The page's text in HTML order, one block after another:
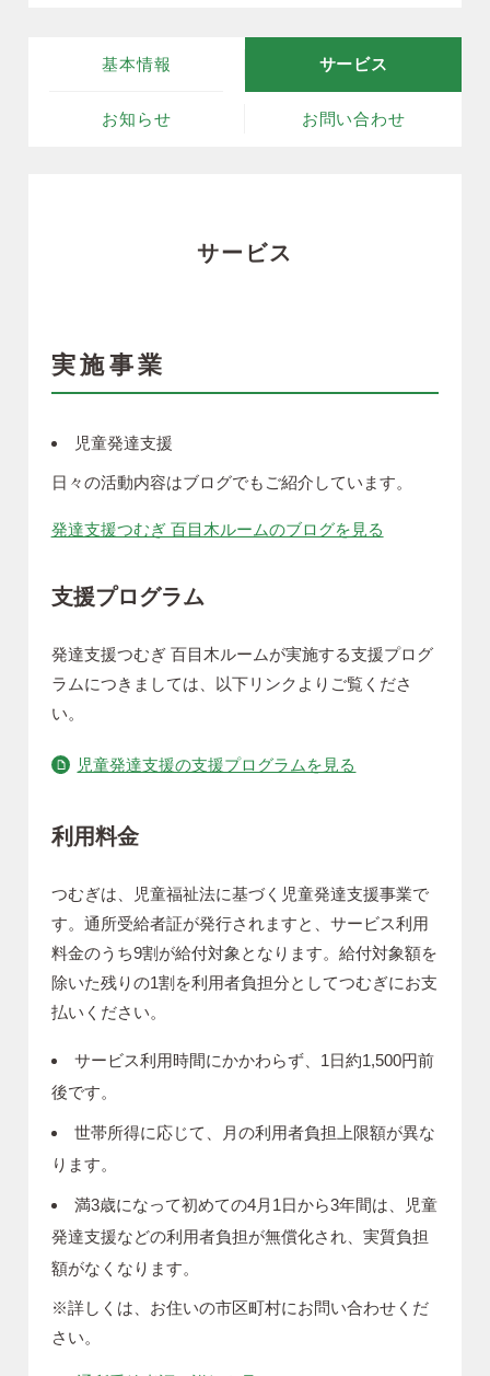
基本情報 サービス
お知らせ お問い合わせ
サービス
実施事業
児童発達支援
日々の活動内容はブログでもご紹介しています。
発達支援つむぎ 百目木ルームのブログを見る
支援プログラム
発達支援つむぎ 百目木ルームが実施する支援プログ
ラムにつきましては、以下リンクよりご覧くださ
い。
児童発達支援の支援プログラムを見る
利用料金
つむぎは、児童福祉法に基づく児童発達支援事業で
す。通所受給者証が発行されますと、サービス利用
料金のうち9割が給付対象となります。給付対象額を
除いた残りの1割を利用者負担分としてつむぎにお支
払いください。
サービス利用時間にかかわらず、1日約1,500円前
後です。
世帯所得に応じて、月の利用者負担上限額が異な
ります。
満3歳になって初めての4⽉1⽇から3年間は、児童
発達支援などの利⽤者負担が無償化され、実質負担
額がなくなります。
※詳しくは、お住いの市区町村にお問い合わせくだ
さい。